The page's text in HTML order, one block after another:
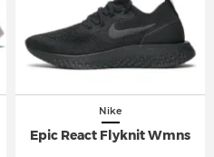
Nike
Epic React Flyknit Wmns